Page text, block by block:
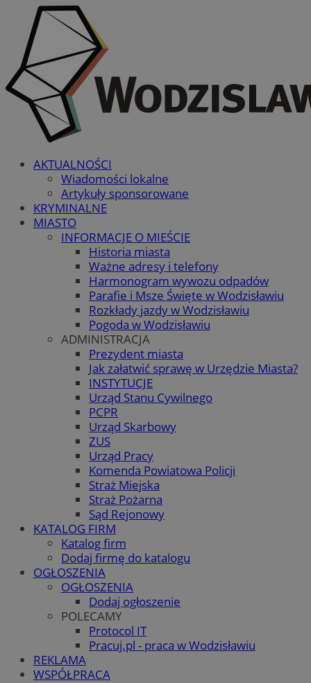
AKTUALNOŚCI
Wiadomości lokalne
Artykuły sponsorowane
KRYMINALNE
MIASTO
INFORMACJE O MIEŚCIE
Historia miasta
Ważne adresy i telefony
Harmonogram wywozu odpadów
Parafie i Msze Święte w Wodzisławiu
Rozkłady jazdy w Wodzisławiu
Pogoda w Wodzisławiu
ADMINISTRACJA
Prezydent miasta
Jak załatwić sprawę w Urzędzie Miasta?
INSTYTUCJE
Urząd Stanu Cywilnego
PCPR
Urząd Skarbowy
ZUS
Urząd Pracy
Komenda Powiatowa Policji
Straż Miejska
Straż Pożarna
Sąd Rejonowy
KATALOG FIRM
Katalog firm
Dodaj firmę do katalogu
OGŁOSZENIA
OGŁOSZENIA
Dodaj ogłoszenie
POLECAMY
Protocol IT
Pracuj.pl - praca w Wodzisławiu
REKLAMA
WSPÓŁPRACA